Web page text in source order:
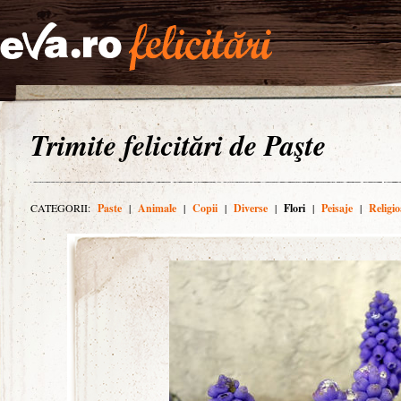
Trimite felicitări de Paşte
CATEGORII: Paste | Animale | Copii | Diverse | Flori | Peisaje |